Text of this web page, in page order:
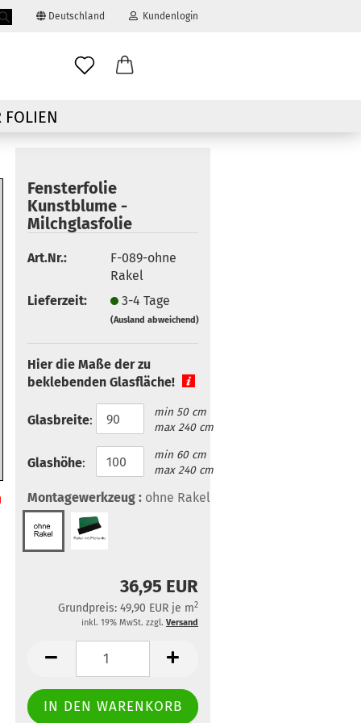
Deutschland Kundenlogin
erstellen
FOLIEN
Fensterfolie
Kunstblume -
Milchglasfolie
Art.Nr.:
F-089-ohne
Rakel
Lieferzeit:
3-4 Tage
(Ausland abweichend)
Hier die Maße der zu
beklebenden Glasfläche!
Glasbreite:
min 50 cm
max 240 cm
Glashöhe:
min 60 cm
max 240 cm
Montagewerkzeug : ohne Rakel
36,95 EUR
Grundpreis: 49,90 EUR je m2
inkl. 19% MwSt. zzgl. Versand